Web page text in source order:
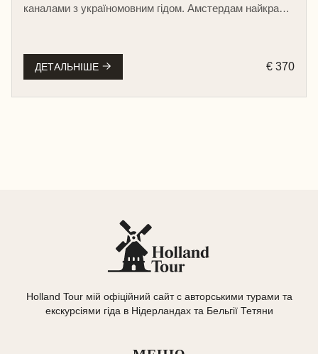
каналами з україномовним гідом. Амстердам найкраще
ДЕТАЛЬНІШЕ € 370
Holland Tour мій офіційний сайт с авторськими турами та
екскурсіями гіда в Нідерландах та Бельгії Тетяни